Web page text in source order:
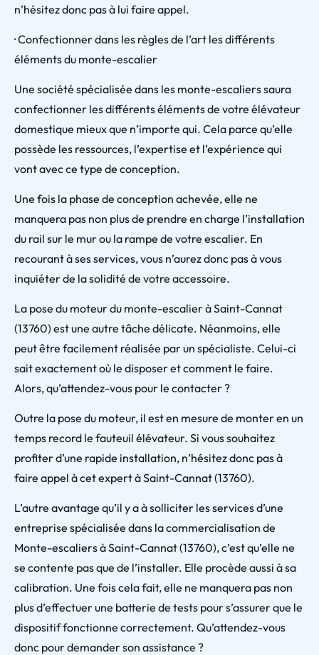
n’hésitez donc pas à lui faire appel.
· Confectionner dans les règles de l’art les différents
éléments du monte-escalier
Une société spécialisée dans les monte-escaliers saura
confectionner les différents éléments de votre élévateur
domestique mieux que n’importe qui. Cela parce qu’elle
possède les ressources, l’expertise et l’expérience qui
vont avec ce type de conception.
Une fois la phase de conception achevée, elle ne
manquera pas non plus de prendre en charge l’installation
du rail sur le mur ou la rampe de votre escalier. En
recourant à ses services, vous n’aurez donc pas à vous
inquiéter de la solidité de votre accessoire.
La pose du moteur du monte-escalier à Saint-Cannat
(13760) est une autre tâche délicate. Néanmoins, elle
peut être facilement réalisée par un spécialiste. Celui-ci
sait exactement où le disposer et comment le faire.
Alors, qu’attendez-vous pour le contacter ?
Outre la pose du moteur, il est en mesure de monter en un
temps record le fauteuil élévateur. Si vous souhaitez
profiter d’une rapide installation, n’hésitez donc pas à
faire appel à cet expert à Saint-Cannat (13760).
L’autre avantage qu’il y a à solliciter les services d’une
entreprise spécialisée dans la commercialisation de
Monte-escaliers à Saint-Cannat (13760), c’est qu’elle ne
se contente pas que de l’installer. Elle procède aussi à sa
calibration. Une fois cela fait, elle ne manquera pas non
plus d’effectuer une batterie de tests pour s’assurer que le
dispositif fonctionne correctement. Qu’attendez-vous
donc pour demander son assistance ?